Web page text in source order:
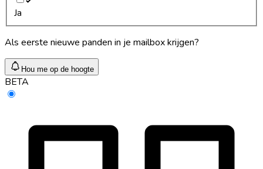
Ja
Als eerste nieuwe panden in je mailbox krijgen?
Hou me op de hoogte
BETA